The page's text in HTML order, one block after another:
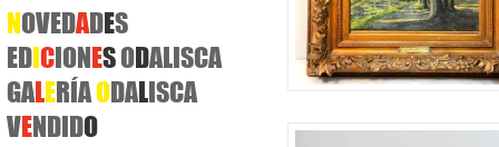
NOVEDADES
EDICIONESODALISCA
GALERÍAODALISCA
VENDIDO